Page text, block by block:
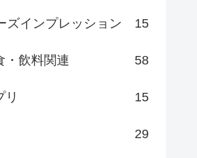
ズインプレッション 15
・飲料関連 58
リ 15
29